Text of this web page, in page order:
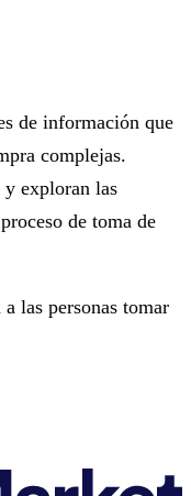
de información que
complejas.
y exploran las
de toma de
las personas tomar